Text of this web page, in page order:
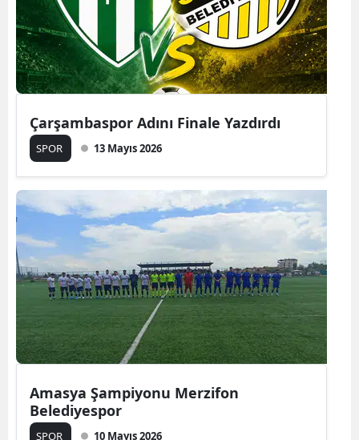
Çarşambaspor Adını Finale Yazdırdı
SPOR 13 Mayıs 2026
Amasya Şampiyonu Merzifon
Belediyespor
SPOR 10 Mayıs 2026